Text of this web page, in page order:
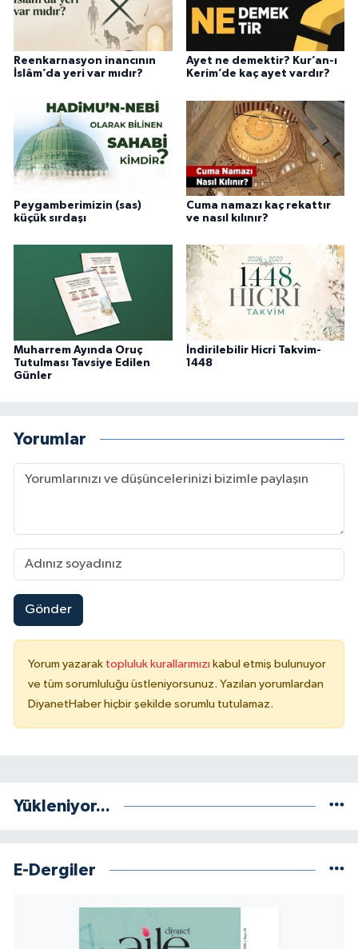
Reenkarnasyon inancının
İslâm’da yeri var mıdır?
Ayet ne demektir? Kur’an-ı
Kerim’de kaç ayet vardır?
Peygamberimizin (sas)
küçük sırdaşı
Cuma namazı kaç rekattır
ve nasıl kılınır?
Muharrem Ayında Oruç
Tutulması Tavsiye Edilen
Günler
İndirilebilir Hicri Takvim-
1448
Yorumlar
Gönder
Yorum yazarak topluluk kurallarımızı kabul etmiş bulunuyor
ve tüm sorumluluğu üstleniyorsunuz. Yazılan yorumlardan
DiyanetHaber hiçbir şekilde sorumlu tutulamaz.
Yükleniyor...
E-Dergiler